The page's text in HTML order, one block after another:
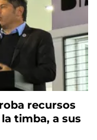
recursos
timba, a sus